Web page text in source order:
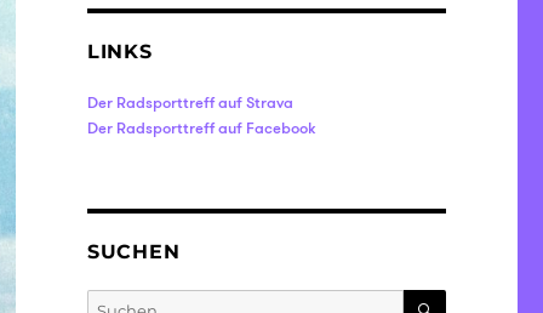
LINKS
Der Radsporttreff auf Strava
Der Radsporttreff auf Facebook
SUCHEN
Suche
SUCHEN